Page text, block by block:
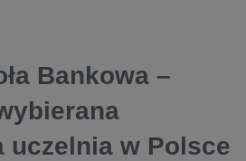
Bankowa –
uczelnia w Polsce